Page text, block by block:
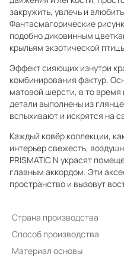
закружить, увлечь и
Фантасмагорические
подобно диковинным
крыльям экзотической
Эффект сияющих изнутри
комбинирования фактур.
матовой шерсти, в то время
детали выполнены из
вспыхивают и искрятся на
Каждый ковёр коллекции,
интерьер свежесть,
PRISMATIC N украсят
главным аккордом. Эти
пространство и вызовут
Страна производства
Способ производства
Материал основы